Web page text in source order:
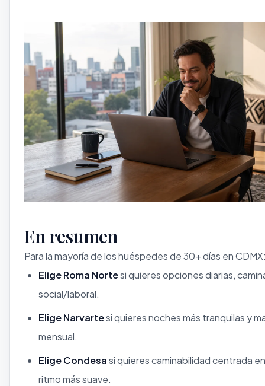
En resumen
Para la mayoría de los huéspedes de 30+ días en
Elige Roma Nortesi quieres opciones diarias,
social/laboral.
Elige Narvartesi quieres noches más tranquilas y
mensual.
Elige Condesasi quieres caminabilidad centrada
ritmo más suave.